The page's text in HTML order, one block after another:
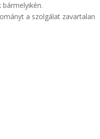
bármelyikén.
a szolgálat zavartalan